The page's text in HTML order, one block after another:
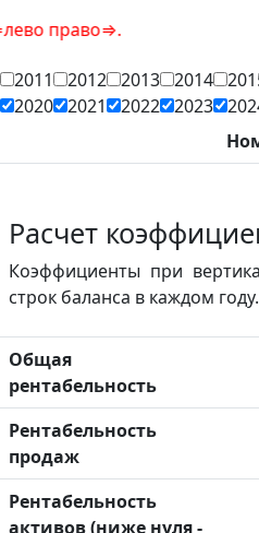
2011 2012 2013 2014
2020 2021 2022 2023
Расчет
Коэффициенты при
строк баланса в каждом году.
Общая
рентабельность
Рентабельность
продаж
Рентабельность
активов (ниже нуля -